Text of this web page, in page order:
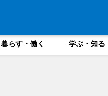
暮らす・働く 学ぶ・知る